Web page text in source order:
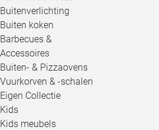
Buitenverlichting
Buiten koken
Barbecues &
Accessoires
Buiten- & Pizzaovens
Vuurkorven & -schalen
Eigen Collectie
Kids
Kids meubels